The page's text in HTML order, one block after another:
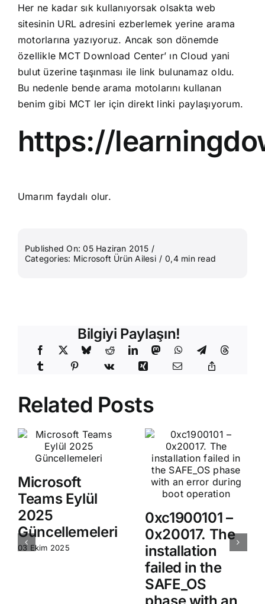
Her ne kadar sık kullanıyorsak olsakta web
sitesinin URL adresini ezberlemek yerine arama
motorlarına yazıyoruz. Ancak son dönemde
özellikle MCT Download Center’ ın Cloud yani
bulut üzerine taşınması ile link bulunamaz oldu.
Bu nedenle bende arama motolarını kullanan
benim gibi MCT ler için direkt linki paylaşıyorum.
https://
Umarım faydalı olur.
Published On: 05 Haziran 2015 /
Categories: Microsoft Ürün Ailesi / 0,4 min read
Bilgiyi Paylaşın!
Related Posts
Microsoft
Teams Eylül
2025
Güncellemeleri
03 Ekim 2025
0xc1900101 –
0x20017. The
installation
failed in the
SAFE_OS